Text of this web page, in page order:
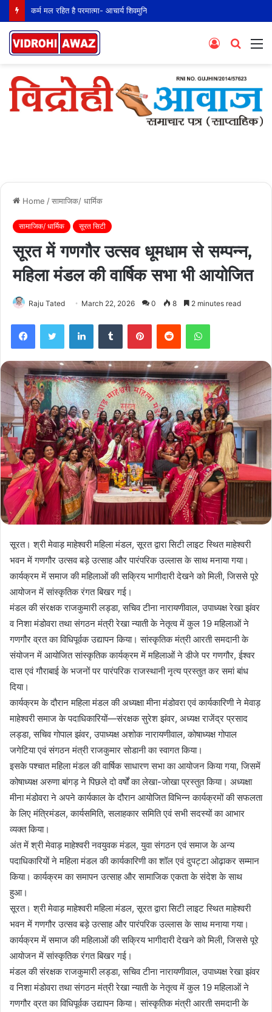
कर्म मल रहित है परमात्मा- आचार्य शिवमुनि
Search
Log
Home /सामाजिक/ धार्मिक
सामाजिक/ धार्मिक सूरत सिटी
सूरत में गणगौर उत्सव धूमधाम से सम्पन्न,
महिला मंडल की वार्षिक सभा भी आयोजित
Raju Tated March 22, 2026 0 8 2 minutes read
FacebookTwitter LinkedInTumblr PinterestReddit WhatsApp
सूरत। श्री मेवाड़ माहेश्वरी महिला मंडल, सूरत द्वारा सिटी लाइट स्थित माहेश्वरी
भवन में गणगौर उत्सव बड़े उत्साह और पारंपरिक उल्लास के साथ मनाया गया।
कार्यक्रम में समाज की महिलाओं की सक्रिय भागीदारी देखने को मिली, जिससे पूरे
आयोजन में सांस्कृतिक रंगत बिखर गई।
मंडल की संरक्षक राजकुमारी लड्डा, सचिव टीना नारायणीवाल, उपाध्यक्ष रेखा झंवर
व निशा मंडोवरा तथा संगठन मंत्री रेखा न्याती के नेतृत्व में कुल 19 महिलाओं ने
गणगौर व्रत का विधिपूर्वक उद्यापन किया। सांस्कृतिक मंत्री आरती समदानी के
संयोजन में आयोजित सांस्कृतिक कार्यक्रम में महिलाओं ने डीजे पर गणगौर, ईश्वर
दास एवं गौराबाई के भजनों पर पारंपरिक राजस्थानी नृत्य प्रस्तुत कर समां बांध
दिया।
कार्यक्रम के दौरान महिला मंडल की अध्यक्षा मीना मंडोवरा एवं कार्यकारिणी ने मेवाड़
माहेश्वरी समाज के पदाधिकारियों—संरक्षक सुरेश झंवर, अध्यक्ष राजेंद्र प्रसाद
लड्डा, सचिव गोपाल झंवर, उपाध्यक्ष अशोक नारायणीवाल, कोषाध्यक्ष गोपाल
जगेटिया एवं संगठन मंत्री राजकुमार सोडानी का स्वागत किया।
इसके पश्चात महिला मंडल की वार्षिक साधारण सभा का आयोजन किया गया, जिसमें
कोषाध्यक्ष अरुणा बांगड़ ने पिछले दो वर्षों का लेखा-जोखा प्रस्तुत किया। अध्यक्षा
मीना मंडोवरा ने अपने कार्यकाल के दौरान आयोजित विभिन्न कार्यक्रमों की सफलता
के लिए मंत्रिमंडल, कार्यसमिति, सलाहकार समिति एवं सभी सदस्यों का आभार
व्यक्त किया।
अंत में श्री मेवाड़ माहेश्वरी नवयुवक मंडल, युवा संगठन एवं समाज के अन्य
पदाधिकारियों ने महिला मंडल की कार्यकारिणी का शॉल एवं दुपट्टा ओढ़ाकर सम्मान
किया। कार्यक्रम का समापन उत्साह और सामाजिक एकता के संदेश के साथ
हुआ।
सूरत। श्री मेवाड़ माहेश्वरी महिला मंडल, सूरत द्वारा सिटी लाइट स्थित माहेश्वरी
भवन में गणगौर उत्सव बड़े उत्साह और पारंपरिक उल्लास के साथ मनाया गया।
कार्यक्रम में समाज की महिलाओं की सक्रिय भागीदारी देखने को मिली, जिससे पूरे
आयोजन में सांस्कृतिक रंगत बिखर गई।
मंडल की संरक्षक राजकुमारी लड्डा, सचिव टीना नारायणीवाल, उपाध्यक्ष रेखा झंवर
व निशा मंडोवरा तथा संगठन मंत्री रेखा न्याती के नेतृत्व में कुल 19 महिलाओं ने
गणगौर व्रत का विधिपूर्वक उद्यापन किया। सांस्कृतिक मंत्री आरती समदानी के